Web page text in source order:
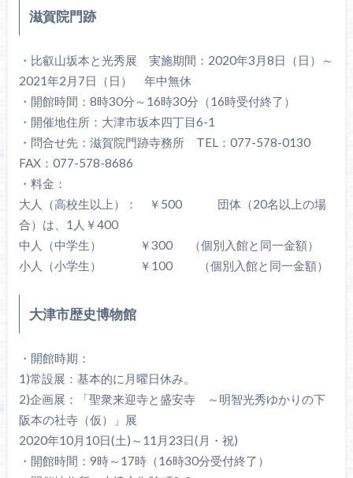
滋賀院門跡
・比叡山坂本と光秀展 実施期間：2020年3月8日（日）～
2021年2月7日（日） 年中無休
・開館時間：8時30分～16時30分（16時受付終了）
・開催地住所：大津市坂本四丁目6-1
・問合せ先：滋賀院門跡寺務所 TEL：077-578-0130
FAX：077-578-8686
・料金：
大人（高校生以上）： ￥500 団体（20名以上の場
合）は、1人￥400
中人（中学生） ￥300 （個別入館と同一金額）
小人（小学生） ￥100 （個別入館と同一金額）
大津市歴史博物館
・開館時期：
1)常設展：基本的に月曜日休み。
2)企画展：「聖衆来迎寺と盛安寺 ～明智光秀ゆかりの下
阪本の社寺（仮）」展
2020年10月10日(土)～11月23日(月・祝)
・開館時間：9時～17時（16時30分受付終了）